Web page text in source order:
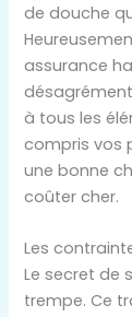
de douche
assurance
à tous les
compris vos
une bonne
coûter cher.
Les
Le secret de
trempe. Ce